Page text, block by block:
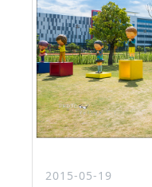
2015-05-19